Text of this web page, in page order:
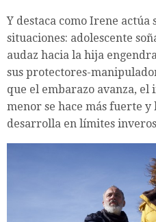
Y destaca como Irene actúa
situaciones: adolescente
audaz hacia la hija
sus protectores-
que el embarazo avanza,
menor se hace más fuerte y
desarrolla en límites